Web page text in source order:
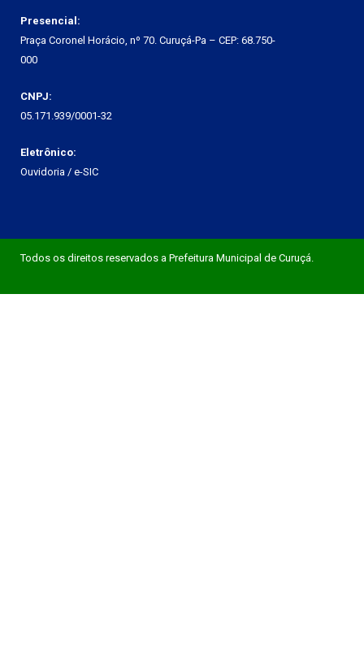
Presencial:
Praça Coronel Horácio, nº 70. Curuçá-Pa – CEP: 68.750-
000
CNPJ:
05.171.939/0001-32
Eletrônico:
Ouvidoria / e-SIC
Todos os direitos reservados a Prefeitura Municipal de Curuçá.